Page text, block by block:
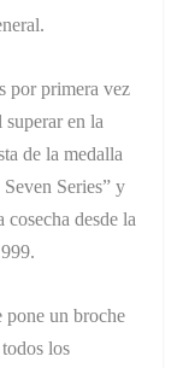
por primera vez
en la
de la medalla
Series” y
cosecha desde la
pone un broche
los